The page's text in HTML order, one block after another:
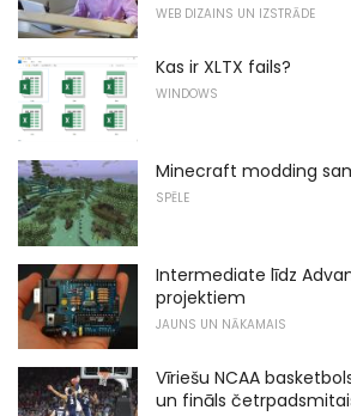
WEB DIZAINS UN IZSTRĀDE
Kas ir XLTX fails?
WINDOWS
Minecraft modding
SPĒLE
Intermediate līdz
projektiem
JAUNS UN NĀKAMAIS
Vīriešu NCAA
un fināls